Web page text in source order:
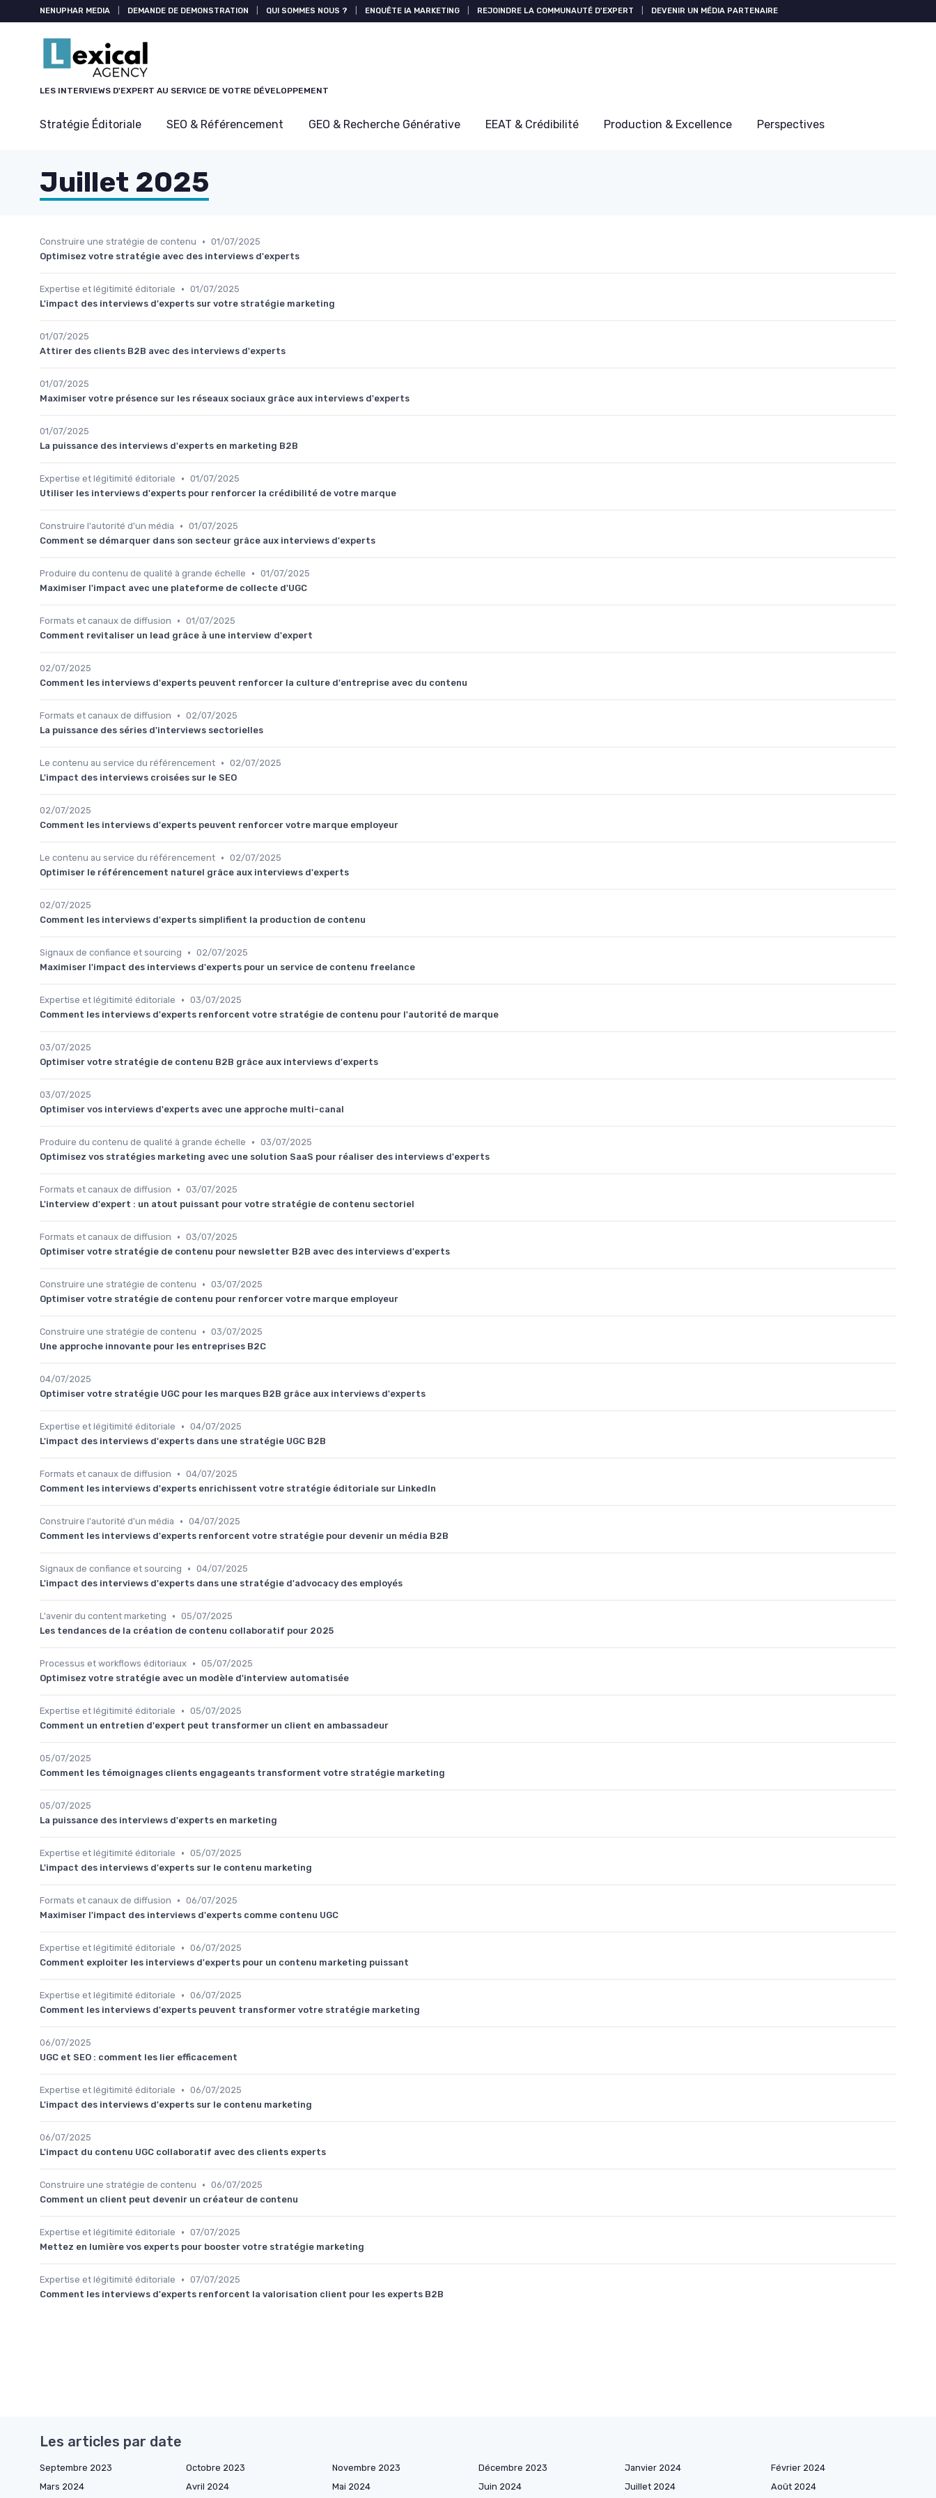
NENUPHAR MEDIA DEMANDE DE DEMONSTRATION QUI SOMMES NOUS ? ENQUÊTE IA MARKETING REJOINDRE LA COMMUNAUTÉ D'EXPERT DEVENIR UN MÉDIA PARTENAIRE
LES INTERVIEWS D'EXPERT AU SERVICE DE VOTRE DÉVELOPPEMENT
Stratégie Éditoriale SEO & Référencement GEO & Recherche Générative EEAT & Crédibilité Production & Excellence Perspectives
Juillet 2025
Construire une stratégie de contenu • 01/07/2025
Optimisez votre stratégie avec des interviews d'experts
Expertise et légitimité éditoriale • 01/07/2025
L'impact des interviews d'experts sur votre stratégie marketing
01/07/2025
Attirer des clients B2B avec des interviews d'experts
01/07/2025
Maximiser votre présence sur les réseaux sociaux grâce aux interviews d'experts
01/07/2025
La puissance des interviews d'experts en marketing B2B
Expertise et légitimité éditoriale • 01/07/2025
Utiliser les interviews d'experts pour renforcer la crédibilité de votre marque
Construire l'autorité d'un média • 01/07/2025
Comment se démarquer dans son secteur grâce aux interviews d'experts
Produire du contenu de qualité à grande échelle • 01/07/2025
Maximiser l'impact avec une plateforme de collecte d'UGC
Formats et canaux de diffusion • 01/07/2025
Comment revitaliser un lead grâce à une interview d'expert
02/07/2025
Comment les interviews d'experts peuvent renforcer la culture d'entreprise avec du contenu
Formats et canaux de diffusion • 02/07/2025
La puissance des séries d'interviews sectorielles
Le contenu au service du référencement • 02/07/2025
L'impact des interviews croisées sur le SEO
02/07/2025
Comment les interviews d'experts peuvent renforcer votre marque employeur
Le contenu au service du référencement • 02/07/2025
Optimiser le référencement naturel grâce aux interviews d'experts
02/07/2025
Comment les interviews d'experts simplifient la production de contenu
Signaux de confiance et sourcing • 02/07/2025
Maximiser l'impact des interviews d'experts pour un service de contenu freelance
Expertise et légitimité éditoriale • 03/07/2025
Comment les interviews d'experts renforcent votre stratégie de contenu pour l'autorité de marque
03/07/2025
Optimiser votre stratégie de contenu B2B grâce aux interviews d'experts
03/07/2025
Optimiser vos interviews d'experts avec une approche multi-canal
Produire du contenu de qualité à grande échelle • 03/07/2025
Optimisez vos stratégies marketing avec une solution SaaS pour réaliser des interviews d'experts
Formats et canaux de diffusion • 03/07/2025
L'interview d'expert : un atout puissant pour votre stratégie de contenu sectoriel
Formats et canaux de diffusion • 03/07/2025
Optimiser votre stratégie de contenu pour newsletter B2B avec des interviews d'experts
Construire une stratégie de contenu • 03/07/2025
Optimiser votre stratégie de contenu pour renforcer votre marque employeur
Construire une stratégie de contenu • 03/07/2025
Une approche innovante pour les entreprises B2C
04/07/2025
Optimiser votre stratégie UGC pour les marques B2B grâce aux interviews d'experts
Expertise et légitimité éditoriale • 04/07/2025
L'impact des interviews d'experts dans une stratégie UGC B2B
Formats et canaux de diffusion • 04/07/2025
Comment les interviews d'experts enrichissent votre stratégie éditoriale sur LinkedIn
Construire l'autorité d'un média • 04/07/2025
Comment les interviews d'experts renforcent votre stratégie pour devenir un média B2B
Signaux de confiance et sourcing • 04/07/2025
L'impact des interviews d'experts dans une stratégie d'advocacy des employés
L'avenir du content marketing • 05/07/2025
Les tendances de la création de contenu collaboratif pour 2025
Processus et workflows éditoriaux • 05/07/2025
Optimisez votre stratégie avec un modèle d'interview automatisée
Expertise et légitimité éditoriale • 05/07/2025
Comment un entretien d'expert peut transformer un client en ambassadeur
05/07/2025
Comment les témoignages clients engageants transforment votre stratégie marketing
05/07/2025
La puissance des interviews d'experts en marketing
Expertise et légitimité éditoriale • 05/07/2025
L'impact des interviews d'experts sur le contenu marketing
Formats et canaux de diffusion • 06/07/2025
Maximiser l'impact des interviews d'experts comme contenu UGC
Expertise et légitimité éditoriale • 06/07/2025
Comment exploiter les interviews d'experts pour un contenu marketing puissant
Expertise et légitimité éditoriale • 06/07/2025
Comment les interviews d'experts peuvent transformer votre stratégie marketing
06/07/2025
UGC et SEO : comment les lier efficacement
Expertise et légitimité éditoriale • 06/07/2025
L'impact des interviews d'experts sur le contenu marketing
06/07/2025
L'impact du contenu UGC collaboratif avec des clients experts
Construire une stratégie de contenu • 06/07/2025
Comment un client peut devenir un créateur de contenu
Expertise et légitimité éditoriale • 07/07/2025
Mettez en lumière vos experts pour booster votre stratégie marketing
Expertise et légitimité éditoriale • 07/07/2025
Comment les interviews d'experts renforcent la valorisation client pour les experts B2B
Les articles par date
Septembre 2023 Octobre 2023 Novembre 2023 Décembre 2023 Janvier 2024
Février 2024
Mars 2024
Avril 2024 Mai 2024 Juin 2024 Juillet 2024 Août 2024
Panneau de gestion des cookies